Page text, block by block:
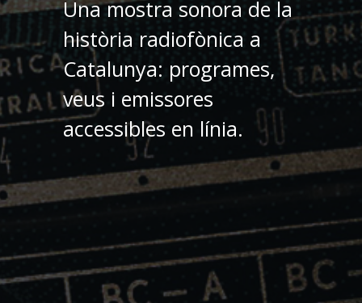
Una mostra sonora de la
història radiofònica a
Catalunya: programes,
veus i emissores
accessibles en línia.